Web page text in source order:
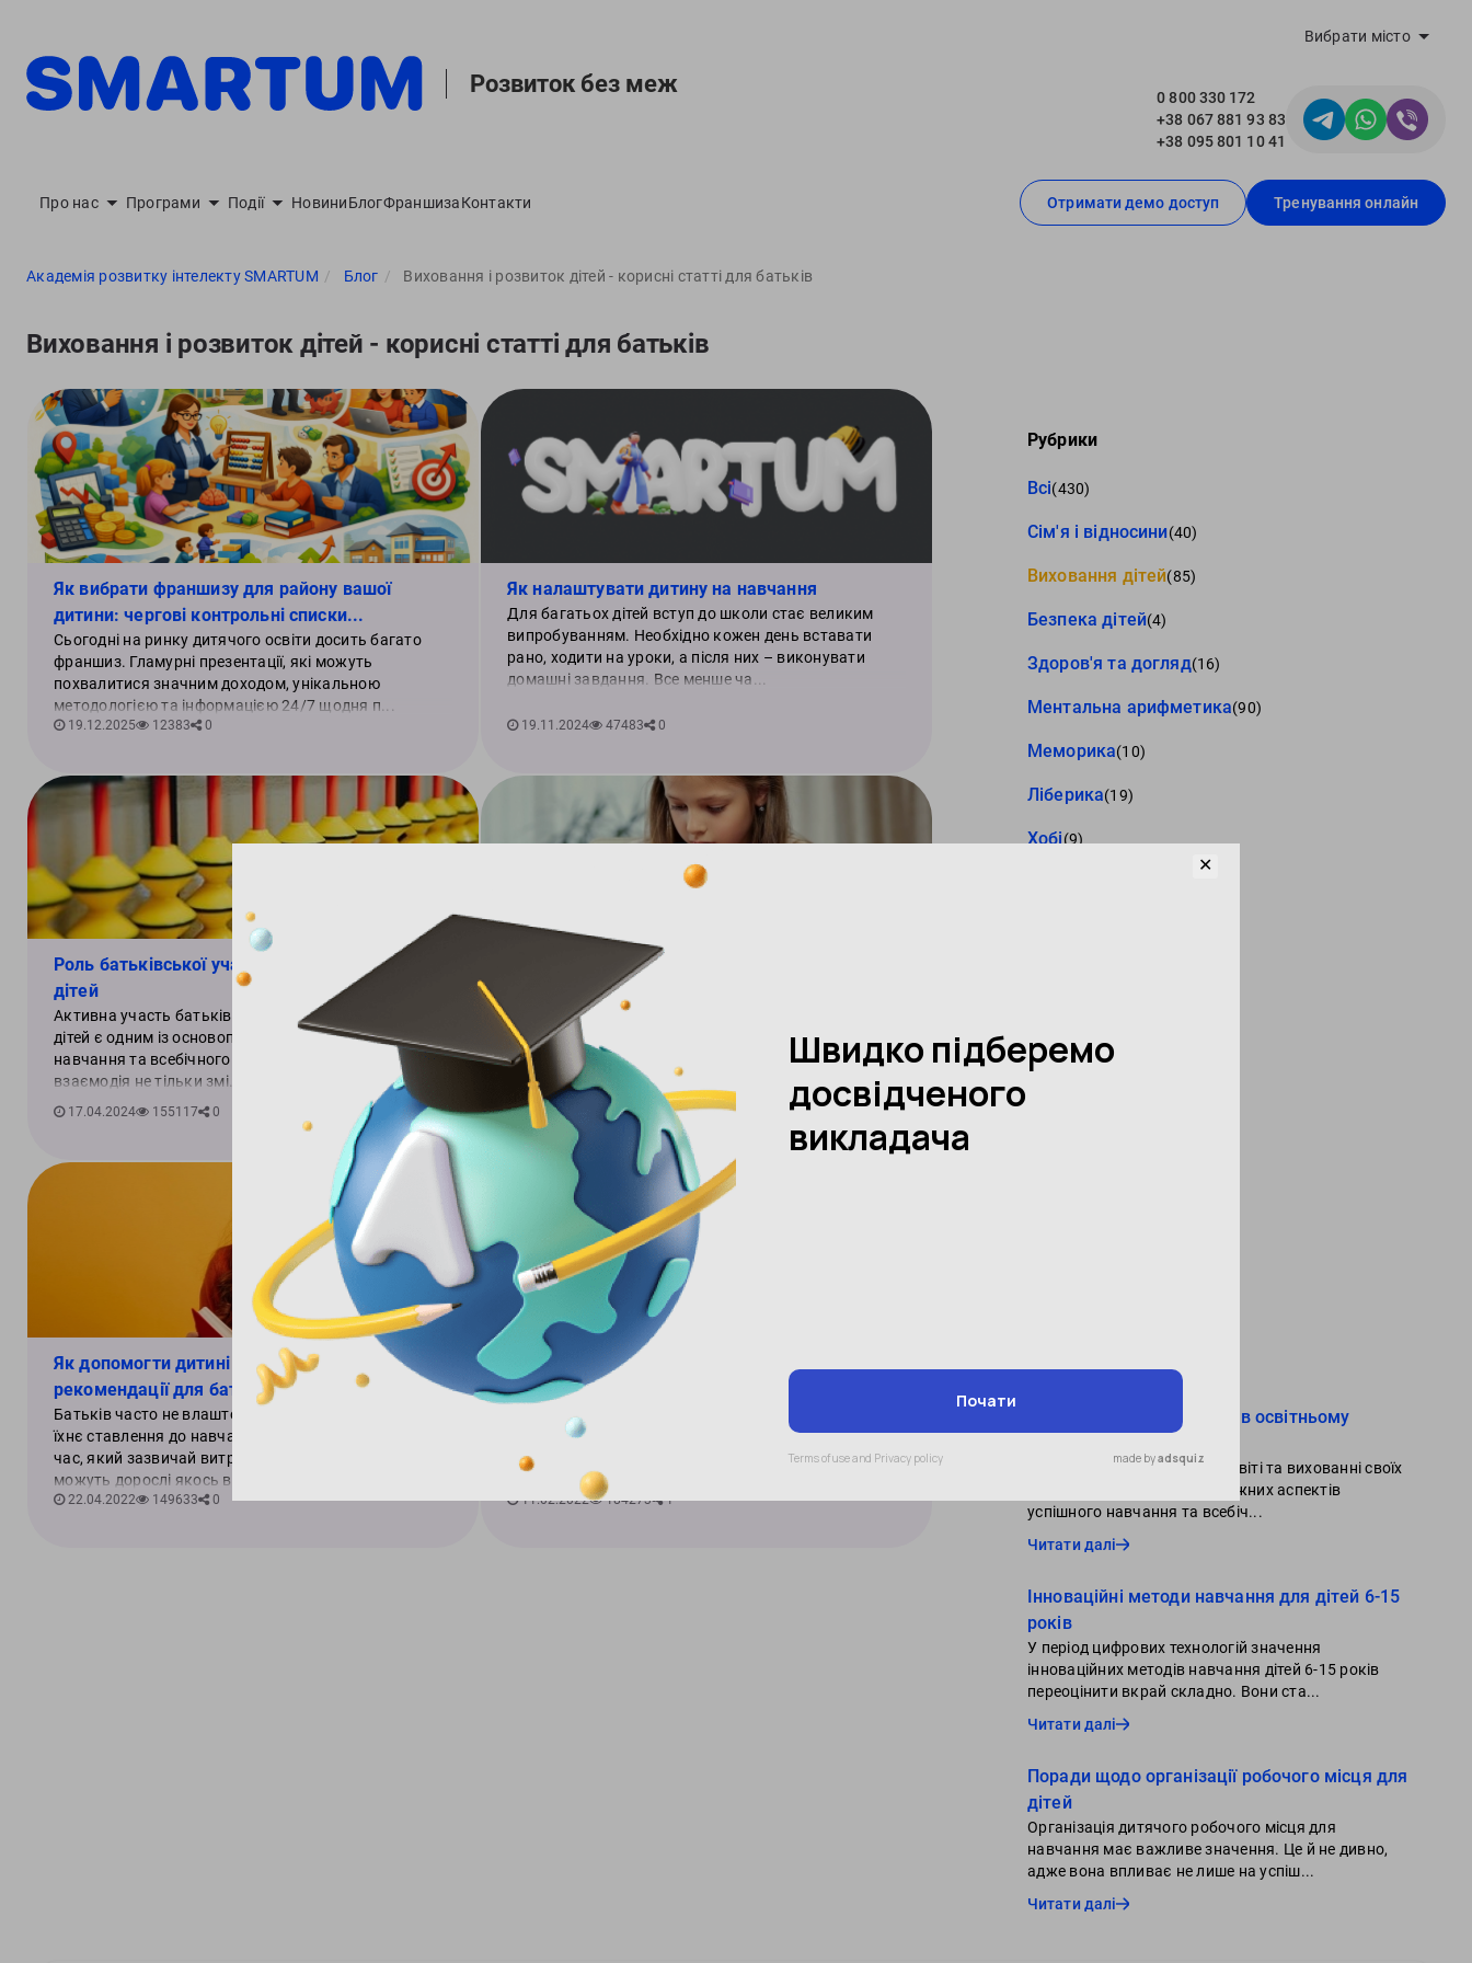
Розвиток без меж
Вибрати місто
0 800 330 172
+38 067 881 93 83
+38 095 801 10 41
Про нас Програми Події НовиниБлогФраншизаКонтакти Отримати демо доступ Тренування онлайн
Академія розвитку інтелекту SMARTUM Блог Виховання і розвиток дітей - корисні статті для батьків
Виховання і розвиток дітей - корисні статті для батьків
Як вибрати франшизу для району вашої
дитини: чергові контрольні списки...
Сьогодні на ринку дитячого освіти досить багато
франшиз. Гламурні презентації, які можуть
похвалитися значним доходом, унікальною
методологією та інформацією 24/7 щодня п...
19.12.2025 12383 0
Як налаштувати дитину на навчання
Для багатьох дітей вступ до школи стає великим
випробуванням. Необхідно кожен день вставати
рано, ходити на уроки, а після них – виконувати
домашні завдання. Все менше ча...
19.11.2024 47483 0
Роль батьківської участі в освітньому процесі
дітей
Активна участь батьків в освіті та вихованні своїх
дітей є одним із основоположних аспектів успішного
навчання та всебічного розвитку дитини. Така
взаємодія не тільки змі...
17.04.2024 155117 0
Додаткові освітні програми для учнів
початкової школи – чи варто дитин...
Чи потрібно дітям додатково відвідувати
позашкільні навчальні заклади та гуртки, чи
шкільних уроків достатньо для розвитку навичок та
формування знань у дитини? Поговорим...
22.07.2022 148604 0
Як допомогти дитині добре вчитися? –
рекомендації для батьків школярів
Батьків часто не влаштовує успішність школярів та
їхнє ставлення до навчання: оцінки, рівень знань,
час, який зазвичай витрачається на заняття. Чи
можуть дорослі якось вп...
22.04.2022 149633 0
Дитина не виконує прохання батьків – у чому
причина та як із цим борот...
Ситуації, коли діти не виконують прохання та
доручення батьків, – не рідкість. Якщо дитина
відкладає все на потім або не робить вчасно,
вигадує відмовки, щоб не виконуват...
11.02.2022 184273 1
Рубрики
Всі(430)
Сім'я і відносини(40)
Виховання дітей(85)
Безпека дітей(4)
Здоров'я та догляд(16)
Ментальна арифметика(90)
Меморика(10)
Ліберика(19)
Хобі(9)
Ігри(10)
Популярне в блозі
Роль батьківської участі в освітньому
Активна участь батьків в освіті та вихованні своїх
дітей є одним із основоположних аспектів
успішного навчання та всебіч...
Читати далі
Інноваційні методи навчання для дітей 6-15
років
У період цифрових технологій значення
інноваційних методів навчання дітей 6-15 років
переоцінити вкрай складно. Вони ста...
Читати далі
Поради щодо організації робочого місця для
дітей
Організація дитячого робочого місця для
навчання має важливе значення. Це й не дивно,
адже вона впливає не лише на успіш...
Читати далі
✕